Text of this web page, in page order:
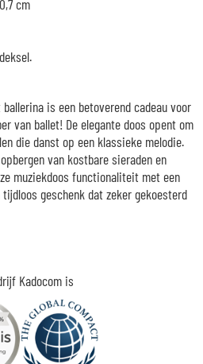
cm
Kadocom is
is een betoverend cadeau voor
van ballet! De elegante doos opent om
die danst op een klassieke melodie.
van kostbare sieraden en
muziekdoos functionaliteit met een
geschenk dat zeker gekoesterd